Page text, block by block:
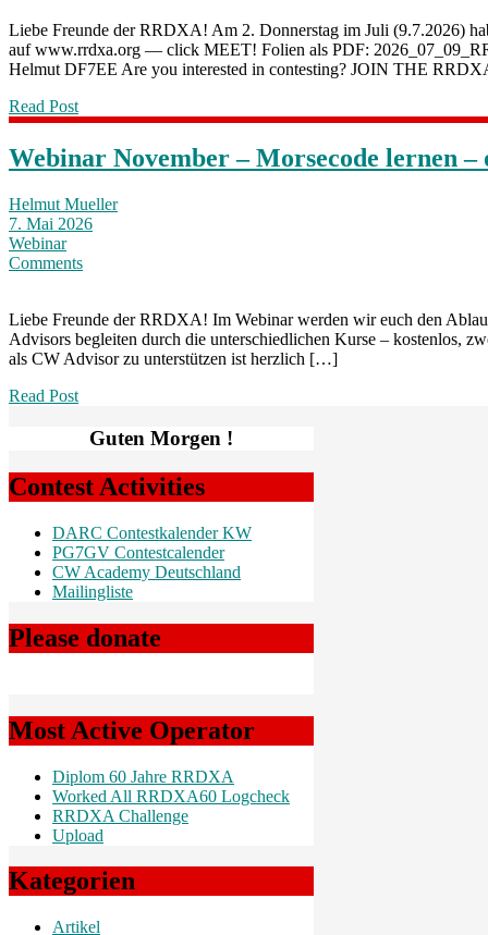
Liebe Freunde der RRDXA! Am 2. Donnerstag im Juli (9.7.2026)
auf www.rrdxa.org — click MEET! Folien als PDF:
Helmut DF7EE Are you interested in contesting? JOIN THE
Read Post
Webinar November – Morsecode lernen –
Helmut Mueller
7. Mai 2026
Webinar
Comments
Liebe Freunde der RRDXA! Im Webinar werden wir euch den
Advisors begleiten durch die unterschiedlichen Kurse – kostenlos,
als CW Advisor zu unterstützen ist herzlich […]
Read Post
Guten Morgen !
Contest Activities
DARC Contestkalender KW
PG7GV Contestcalender
CW Academy Deutschland
Mailingliste
Please donate
Most Active Operator
Diplom 60 Jahre RRDXA
Worked All RRDXA60 Logcheck
RRDXA Challenge
Upload
Kategorien
Artikel